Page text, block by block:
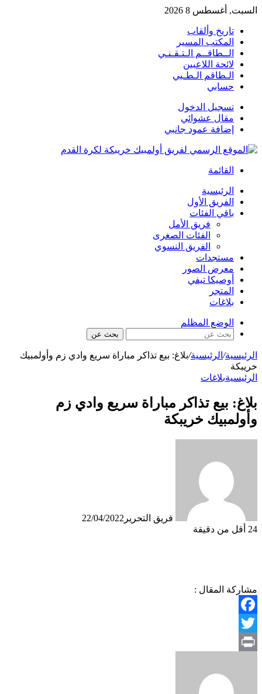
السبت, أغسطس 8 2026
تاريخ وألقاب
المكتب المسير
الــطاقــم الـتـقـنـي
لائحة اللاعبين
الـطاقم الـطـبي
حسابي
تسجيل الدخول
مقال عشوائي
إضافة عمود جانبي
القائمة
الرئيسية
الفريق الأول
باقي الفئات
فريق الأمل
الفئات الصغرى
الفريق النسوي
مستجدات
معرض الصور
أوصيكا تيفي
المتجر
بلاغات
الوضع المظلم
بحث عن
الرئيسية/ الرئيسية/بلاغ: بيع تذاكر مباراة سريع وادي زم وأولمبيك
خريبكة
الرئيسيةبلاغات
بلاغ: بيع تذاكر مباراة سريع وادي زم
وأولمبيك خريبكة
فريق التحرير 22/04/2022
24 أقل من دقيقة
مشاركة المقال :
Facebook
Twitter